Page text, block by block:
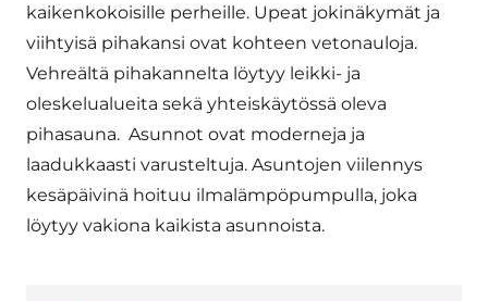
kaikenkokoisille perheille. Upeat jokinäkymät ja
viihtyisä pihakansi ovat kohteen vetonauloja.
Vehreältä pihakannelta löytyy leikki- ja
oleskelualueita sekä yhteiskäytössä oleva
pihasauna. Asunnot ovat moderneja ja
laadukkaasti varusteltuja. Asuntojen viilennys
kesäpäivinä hoituu ilmalämpöpumpulla, joka
löytyy vakiona kaikista asunnoista.